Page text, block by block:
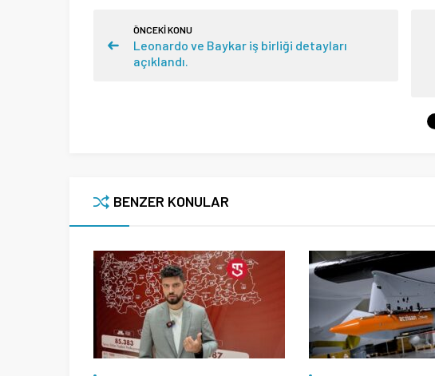
ÖNCEKİ KONU
Leonardo ve Baykar iş birliği detayları
açıklandı.
BENZER KONULAR